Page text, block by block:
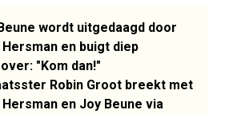
wordt uitgedaagd door
Hersman en buigt diep
"Kom dan!"
Robin Groot breekt met
Hersman en Joy Beune via